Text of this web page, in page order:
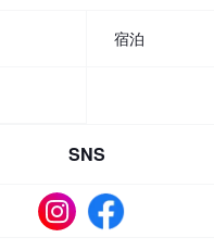
宿泊
SNS